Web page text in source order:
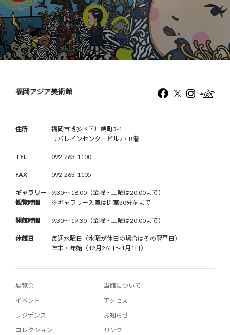
福岡アジア美術館
住所
福岡市博多区下川端町3-1
リバレインセンタービル7・8階
TEL 092-263-1100
FAX 092-263-1105
ギャラリー
観覧時間
9:30〜 18:00（金曜・土曜は20:00まで）
※ギャラリー入室は閉室30分前まで
開館時間 9:30〜 19:30（金曜・土曜は20:00まで）
休館日
毎週水曜日（水曜が休日の場合はその翌平日）
年末・年始（12月26日〜1月1日）
展覧会
イベント
レジデンス
コレクション
当館について
アクセス
お知らせ
リンク